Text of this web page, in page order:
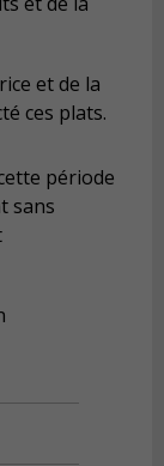
et de la
ces plats.
période
sans